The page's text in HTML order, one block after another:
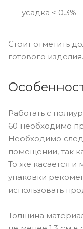
усадка < 0.3%
Стоит отметить
готового изделия.
Работать с
60 необходимо
Необходимо
помещении, так
То же касается и
упаковки
использовать
Толщина